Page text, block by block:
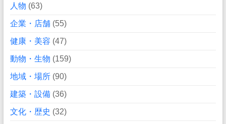
人物 (63)
企業・店舗(55)
健康・美容 (47)
動物・生物 (159)
地域・場所(90)
建築・設備(36)
文化・歴史 (32)